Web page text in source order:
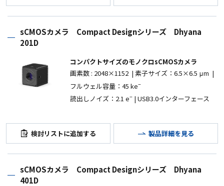
sCMOSカメラ Compact Designシリーズ Dhyana
201D
コンパクトサイズのモノクロsCMOSカメラ
画素数 : 2048×1152 | 素子サイズ：6.5×6.5 μm |
フルウェル容量：45 ke–
読出しノイズ：2.1 e– | USB3.0インターフェース
検討リストに追加する 製品詳細を見る
sCMOSカメラ Compact Designシリーズ Dhyana
401D